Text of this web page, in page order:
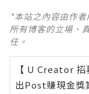
*本站之內容由作
所有博客的立場、
任。
【 U Creator 招
出Post賺現金獎